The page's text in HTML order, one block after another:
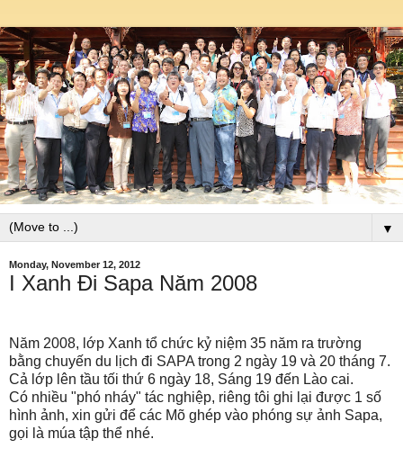
▼
Monday, November 12, 2012
I Xanh Đi Sapa Năm 2008
Năm 2008, lớp Xanh tổ chức kỷ niệm 35 năm ra trường
bằng chuyến du lịch đi SAPA trong 2 ngày 19 và 20 tháng 7.
Cả lớp lên tầu tối thứ 6 ngày 18, Sáng 19 đến Lào cai.
Có nhiều "phó nháy" tác nghiệp, riêng tôi ghi lại được 1 số
hình ảnh, xin gửi để các Mõ ghép vào phóng sự ảnh Sapa,
gọi là múa tập thể nhé.